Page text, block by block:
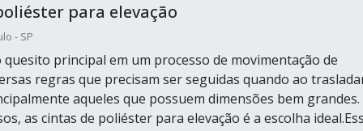
para elevação
- SP
quesito principal em um processo de movimentação de
regras que precisam ser seguidas quando ao
aqueles que possuem dimensões bem grandes.
as cintas de poliéster para elevação é a escolha